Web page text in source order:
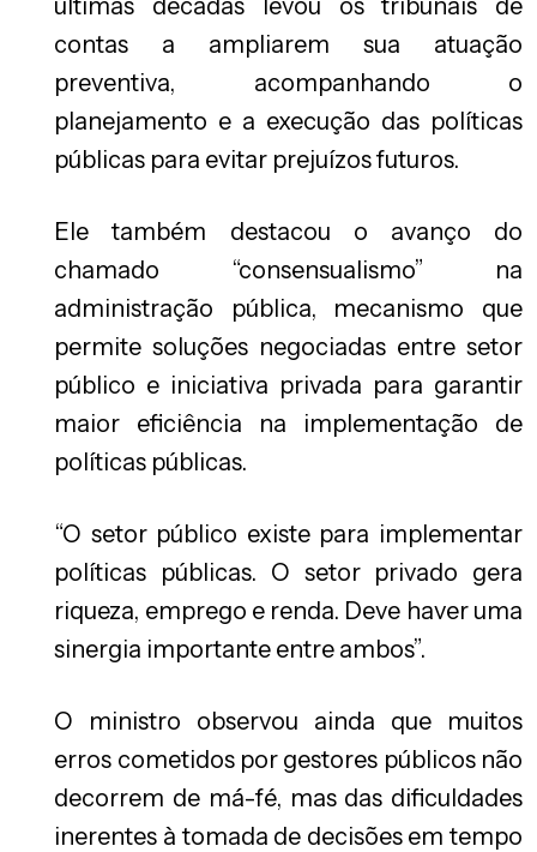
últimas décadas levou os tribunais de
contas a ampliarem sua atuação
preventiva, acompanhando o
planejamento e a execução das políticas
públicas para evitar prejuízos futuros.
Ele também destacou o avanço do
chamado “consensualismo” na
administração pública, mecanismo que
permite soluções negociadas entre setor
público e iniciativa privada para garantir
maior eficiência na implementação de
políticas públicas.
“O setor público existe para implementar
políticas públicas. O setor privado gera
riqueza, emprego e renda. Deve haver uma
sinergia importante entre ambos”.
O ministro observou ainda que muitos
erros cometidos por gestores públicos não
decorrem de má-fé, mas das dificuldades
inerentes à tomada de decisões em tempo